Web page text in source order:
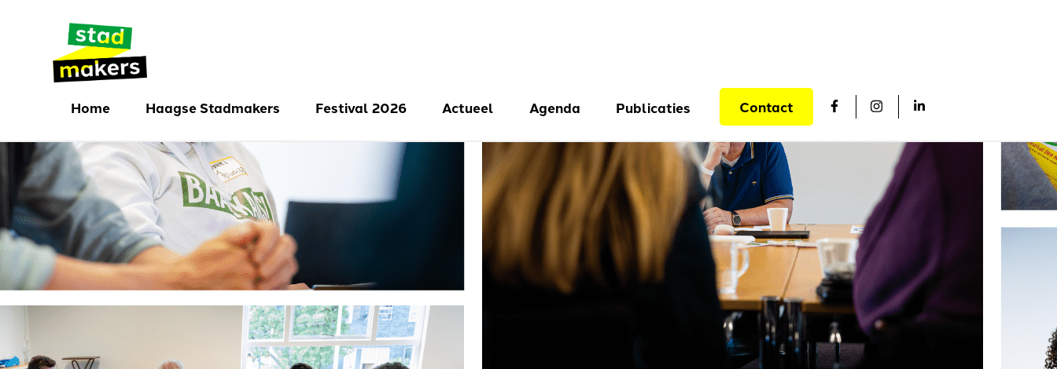
Home
Haagse Stadmakers
Initiatieven
Initiatief delen
Wie zijn de stadmakers
Aanmelden
Mijn account
Festival 2026
Festival 2025
Festival 2024
Actueel Agenda Publicaties Contact Volg ons op Facebook
Volg ons op Instagram